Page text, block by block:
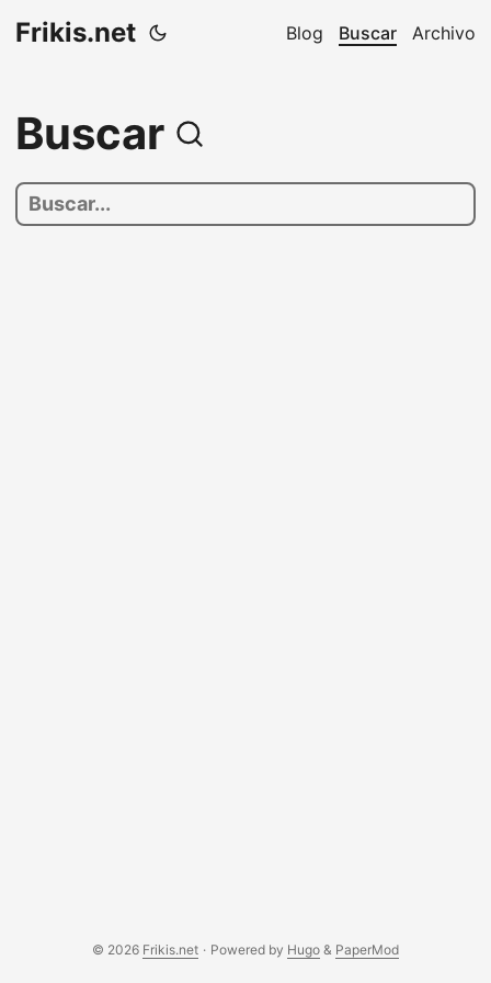
Frikis.net Blog Buscar Archivo
Buscar
© 2026 Frikis.net · Powered by Hugo & PaperMod